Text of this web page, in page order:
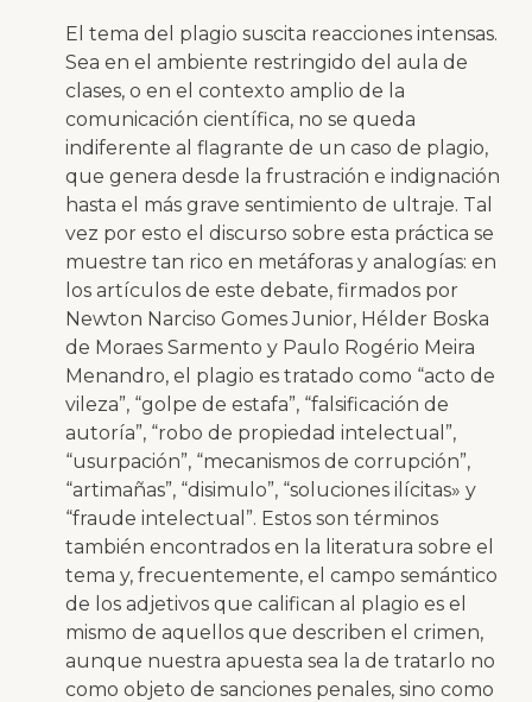
El tema del plagio suscita reacciones intensas.
Sea en el ambiente restringido del aula de
clases, o en el contexto amplio de la
comunicación científica, no se queda
indiferente al flagrante de un caso de plagio,
que genera desde la frustración e indignación
hasta el más grave sentimiento de ultraje. Tal
vez por esto el discurso sobre esta práctica se
muestre tan rico en metáforas y analogías: en
los artículos de este debate, firmados por
Newton Narciso Gomes Junior, Hélder Boska
de Moraes Sarmento y Paulo Rogério Meira
Menandro, el plagio es tratado como “acto de
vileza”, “golpe de estafa”, “falsificación de
autoría”, “robo de propiedad intelectual”,
“usurpación”, “mecanismos de corrupción”,
“artimañas”, “disimulo”, “soluciones ilícitas» y
“fraude intelectual”. Estos son términos
también encontrados en la literatura sobre el
tema y, frecuentemente, el campo semántico
de los adjetivos que califican al plagio es el
mismo de aquellos que describen el crimen,
aunque nuestra apuesta sea la de tratarlo no
como objeto de sanciones penales, sino como